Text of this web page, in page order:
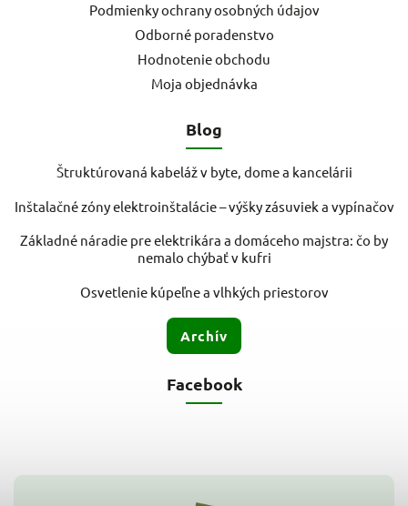
Podmienky ochrany osobných údajov
Odborné poradenstvo
Hodnotenie obchodu
Moja objednávka
Blog
Štruktúrovaná kabeláž v byte, dome a kancelárii
Inštalačné zóny elektroinštalácie – výšky zásuviek a vypínačov
Základné náradie pre elektrikára a domáceho majstra: čo by
nemalo chýbať v kufri
Osvetlenie kúpeľne a vlhkých priestorov
Archív
Facebook